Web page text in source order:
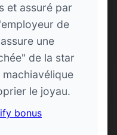
et assuré par
de
une
de la star
le joyau.
bonus